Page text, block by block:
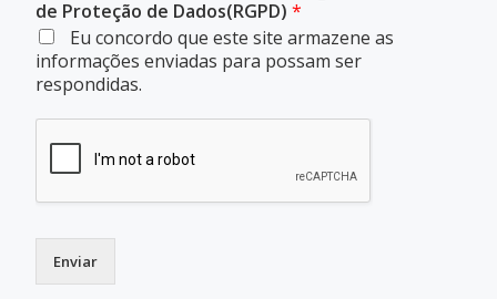
de Proteção de Dados(RGPD) *
Eu concordo que este site armazene as
informações enviadas para possam ser
respondidas.
Enviar